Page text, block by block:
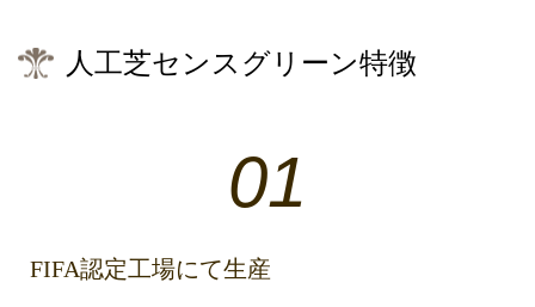
人工芝センスグリーン特徴
01
FIFA認定工場にて生産